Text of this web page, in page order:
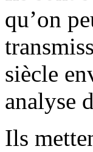
qu’on
siècle
analyse
Ils